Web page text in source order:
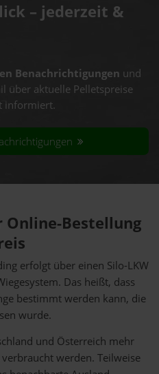
– jederzeit &
Benachrichtigungen und
über aktuelle Pelletspreise
informiert.
Online-Bestellung
erfolgt über einen Silo-LKW
Das heißt, dass
bestimmt werden kann, die
wurde.
und Österreich mehr
werden. Teilweise